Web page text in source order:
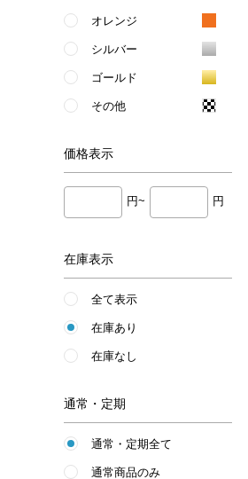
オレンジ
シルバー
ゴールド
その他
価格表示
円~ 円
在庫表示
全て表示
在庫あり
在庫なし
通常・定期
通常・定期全て
通常商品のみ